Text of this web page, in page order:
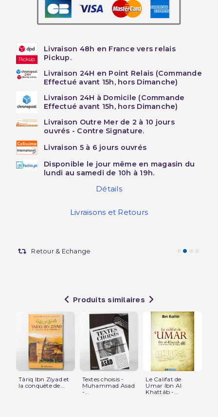
Livraison 48h en France vers relais
Pickup.
Livraison 24H en Point Relais (Commande
Effectué avant 15h, hors Dimanche)
Livraison 24H à Domicile (Commande
Effectué avant 15h, hors Dimanche)
Livraison Outre Mer de 2 à 10 jours
ouvrés - Contre Signature.
Livraison 5 à 6 jours ouvrés
Disponible le jour même en magasin du
lundi au samedi de 10h à 19h.
Détails
Livraisons et Retours
Retour & Echange
Produits similaires
Târiq Ibn Ziyad et
la conquête de...
Textes choisis -
Muhammad Asad
-...
Le Califat de
Umar Ibn Al
Khattâb -...